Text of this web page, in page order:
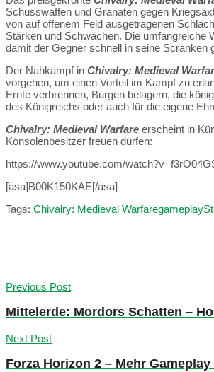
Schusswaffen und Granaten gegen
von auf offenem Feld ausgetragenen
Stärken und Schwächen. Die umfangreiche
damit der Gegner schnell in seine Scranken
Der Nahkampf in Chivalry: Medieval
vorgehen, um einen Vorteil im Kampf zu
Ernte verbrennen, Burgen belagern, die
des Königreichs oder auch für die eigene
Chivalry: Medieval Warfare erscheint in
Konsolenbesitzer freuen dürfen:
https://www.youtube.com/
[asa]B00K150KAE[/asa]
Tags: Chivalry: Medieval Warfaregameplay
Previous Post
Mittelerde: Mordors Schatten –
Next Post
Forza Horizon 2 – Mehr